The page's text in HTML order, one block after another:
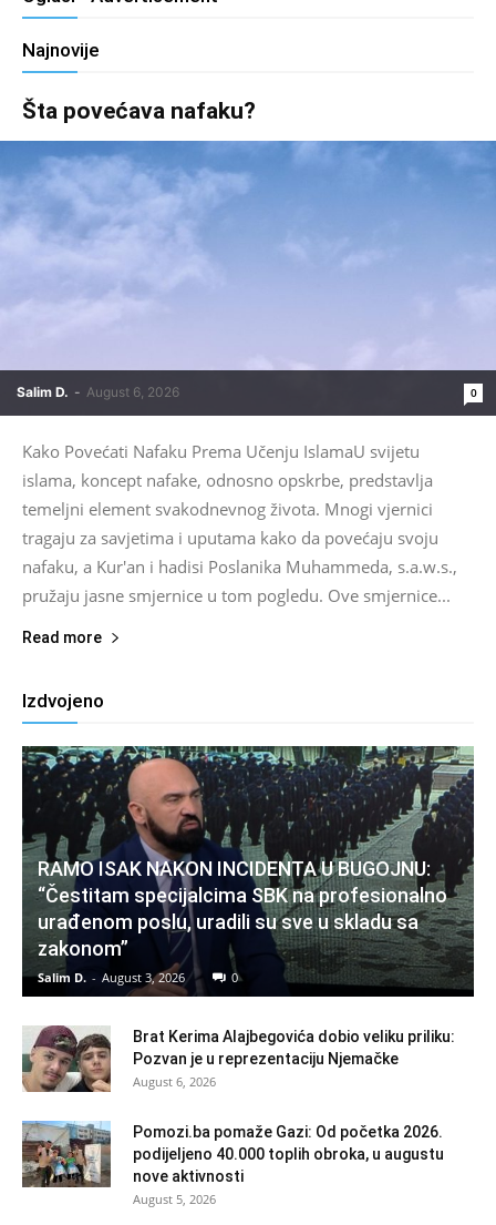
Najnovije
Šta povećava nafaku?
Salim D. - August 6, 2026 0
Kako Povećati Nafaku Prema Učenju IslamaU svijetu
islama, koncept nafake, odnosno opskrbe, predstavlja
temeljni element svakodnevnog života. Mnogi vjernici
tragaju za savjetima i uputama kako da povećaju svoju
nafaku, a Kur'an i hadisi Poslanika Muhammeda, s.a.w.s.,
pružaju jasne smjernice u tom pogledu. Ove smjernice...
Read more
Izdvojeno
RAMO ISAK NAKON INCIDENTA U BUGOJNU:
“Čestitam specijalcima SBK na profesionalno
urađenom poslu, uradili su sve u skladu sa
zakonom”
Salim D. - August 3, 2026 0
Brat Kerima Alajbegovića dobio veliku priliku:
Pozvan je u reprezentaciju Njemačke
August 6, 2026
Pomozi.ba pomaže Gazi: Od početka 2026.
podijeljeno 40.000 toplih obroka, u augustu
nove aktivnosti
August 5, 2026